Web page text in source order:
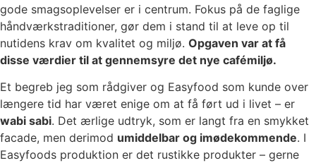
gode smagsoplevelser er i centrum. Fokus på de faglige
håndværkstraditioner, gør dem i stand til at leve op til
nutidens krav om kvalitet og miljø. Opgaven var at få
disse værdier til at gennemsyre det nye cafémiljø.
Et begreb jeg som rådgiver og Easyfood som kunde over
længere tid har været enige om at få ført ud i livet – er
wabi sabi. Det ærlige udtryk, som er langt fra en smykket
facade, men derimod umiddelbar og imødekommende. I
Easyfoods produktion er det rustikke produkter – gerne